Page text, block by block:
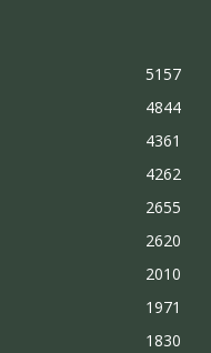
5157
4844
4361
4262
2655
2620
2010
1971
1830